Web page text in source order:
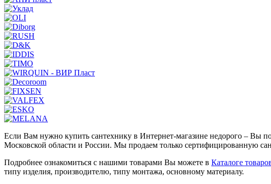
Если Вам нужно купить сантехнику в Интернет-магазине недорого – Вы
Московской области и России. Мы продаем только сертифицированную
Подробнее ознакомиться с нашими товарами Вы можете в Каталоге
типу изделия, производителю, типу монтажа, основному материалу.